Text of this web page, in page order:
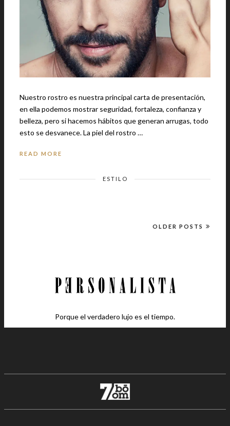
Nuestro rostro es nuestra principal carta de presentación,
en ella podemos mostrar seguridad, fortaleza, confianza y
belleza, pero si hacemos hábitos que generan arrugas, todo
esto se desvanece. La piel del rostro …
READ MORE
ESTILO
OLDER POSTS
Porque el verdadero lujo es el tiempo.